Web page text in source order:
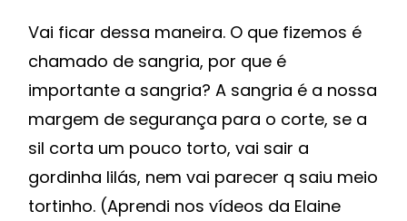
Vai ficar dessa maneira. O que fizemos é
chamado de sangria, por que é
importante a sangria? A sangria é a nossa
margem de segurança para o corte, se a
sil corta um pouco torto, vai sair a
gordinha lilás, nem vai parecer q saiu meio
tortinho. (Aprendi nos vídeos da Elaine